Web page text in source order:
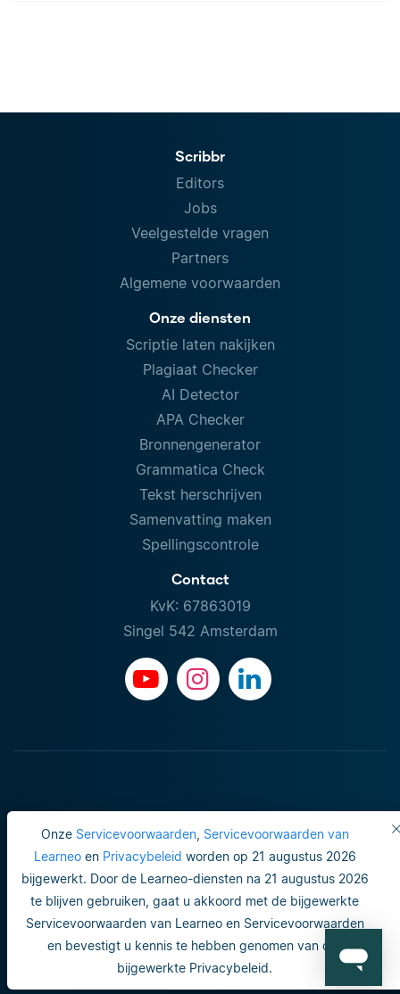
Onze Servicevoorwaarden, Servicevoorwaarden van
Learneoen Privacybeleid worden op 21 augustus 2026
bijgewerkt. Door de Learneo-diensten na 21 augustus 2026
te blijven gebruiken, gaat u akkoord met de bijgewerkte
Servicevoorwaarden van Learneo en Servicevoorwaarden
en bevestigt u kennis te hebben genomen van ons
bijgewerkte Privacybeleid.
Scribbr
Editors
Jobs
Veelgestelde vragen
Partners
Algemene voorwaarden
Onze diensten
Scriptie laten nakijken
Plagiaat Checker
AI Detector
APA Checker
Bronnengenerator
Grammatica Check
Tekst herschrijven
Samenvatting maken
Spellingscontrole
Contact
KvK: 67863019
Singel 542 Amsterdam
Gebruiksvoorwaarden
Do not sell or share my personal info
Veiligheid en privacy